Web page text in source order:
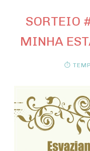
SORTEIO
MINHA
⏱